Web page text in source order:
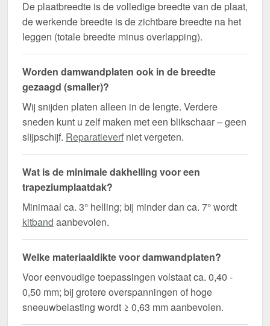
De plaatbreedte is de volledige breedte van de plaat,
de werkende breedte is de zichtbare breedte na het
leggen (totale breedte minus overlapping).
Worden damwandplaten ook in de breedte
gezaagd (smaller)?
Wij snijden platen alleen in de lengte. Verdere
sneden kunt u zelf maken met een blikschaar – geen
slijpschijf. Reparatieverf niet vergeten.
Wat is de minimale dakhelling voor een
trapeziumplaatdak?
Minimaal ca. 3° helling; bij minder dan ca. 7° wordt
kitband aanbevolen.
Welke materiaaldikte voor damwandplaten?
Voor eenvoudige toepassingen volstaat ca. 0,40 -
0,50 mm; bij grotere overspanningen of hoge
sneeuwbelasting wordt ≥ 0,63 mm aanbevolen.